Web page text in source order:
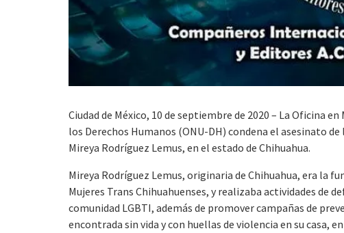
Ciudad de México, 10 de septiembre de 2020 – La Oficina
los Derechos Humanos (ONU-DH) condena el asesinato
Mireya Rodríguez Lemus, en el estado de Chihuahua.
Mireya Rodríguez Lemus, originaria de Chihuahua, era la
Mujeres Trans Chihuahuenses, y realizaba actividades de
comunidad LGBTI, además de promover campañas de
encontrada sin vida y con huellas de violencia en su casa,